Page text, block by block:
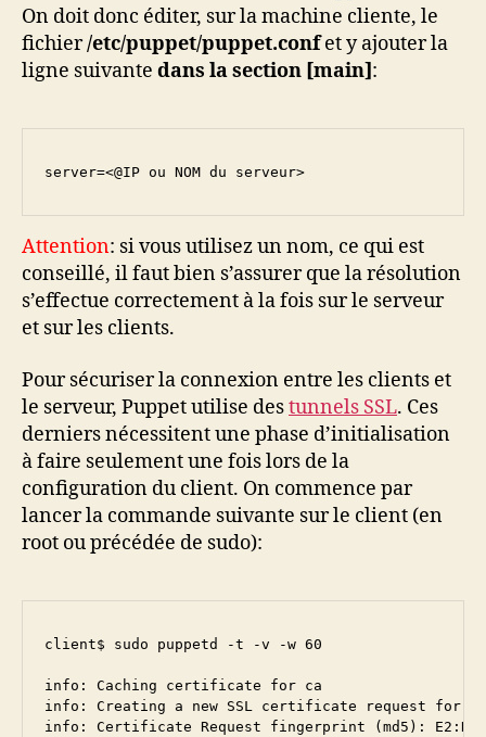
On doit donc éditer, sur la machine cliente, le
fichier/etc/puppet/puppet.confet y ajouter la
ligne suivante dans la section [main] :
server=<@IP ou NOM du serveur>
Attention: si vous utilisez un nom, ce qui est
conseillé, il faut bien s’assurer que la résolution
s’effectue correctement à la fois sur le serveur
et sur les clients.
Pour sécuriser la connexion entre les clients et
le serveur, Puppet utilise destunnels SSL. Ces
derniers nécessitent une phase d’initialisation
à faire seulement une fois lors de la
configuration du client. On commence par
lancer la commande suivante sur le client (en
root ou précédée de sudo):
client$ sudo puppetd -t -v -w 60
info: Caching certificate for ca
info: Creating a new SSL certificate request for
info: Certificate Request fingerprint (md5):